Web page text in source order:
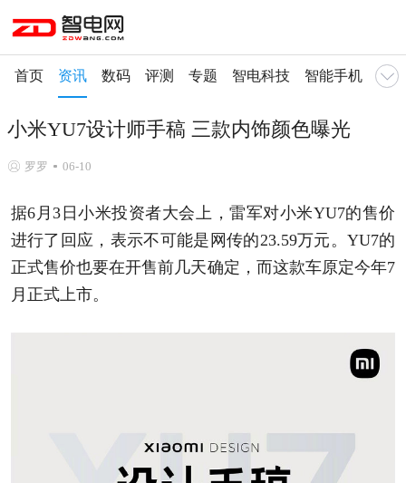
首页 资讯 数码 评测 专题 智电科技 智能手机 智
小米YU7设计师手稿 三款内饰颜色曝光
罗罗 06-10
据6月3日小米投资者大会上，雷军对小米YU7的售价
进行了回应，表示不可能是网传的23.59万元。YU7的
正式售价也要在开售前几天确定，而这款车原定今年7
月正式上市。